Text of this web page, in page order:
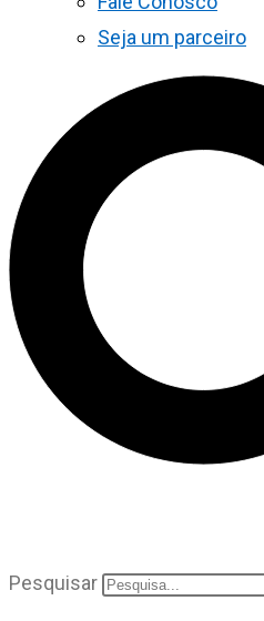
Seja um parceiro
Pesquisar